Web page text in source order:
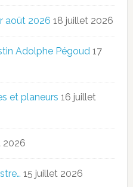
août 2026 18 juillet 2026
Adolphe Pégoud 17
et planeurs 16 juillet
2026
15 juillet 2026